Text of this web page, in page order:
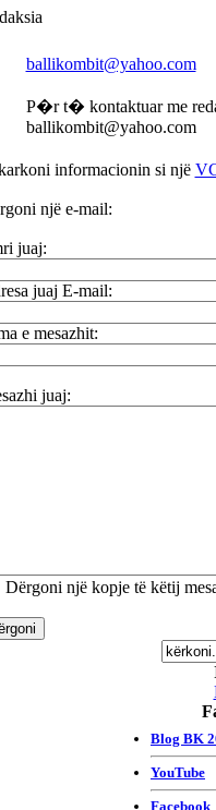
ballikombit@yahoo.com
P�r t� kontaktuar me
ballikombit@yahoo.com
informacionin si një
një e-mail:
juaj:
juaj E-mail:
e mesazhit:
juaj:
Dërgoni një kopje të këtij